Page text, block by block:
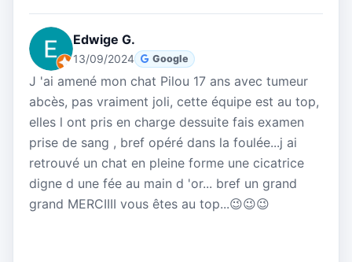
Edwige G.
13/09/2024 Google
J 'ai amené mon chat Pilou 17 ans avec tumeur
abcès, pas vraiment joli, cette équipe est au top,
elles l ont pris en charge dessuite fais examen
prise de sang , bref opéré dans la foulée...j ai
retrouvé un chat en pleine forme une cicatrice
digne d une fée au main d 'or... bref un grand
grand MERCIIII vous êtes au top...😉😉😉